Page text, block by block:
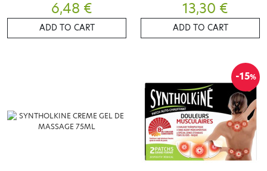
6,48 €
ADD TO CART
CHAUFFANT 4 PATCHS
13,30 €
ADD TO CART
-15%